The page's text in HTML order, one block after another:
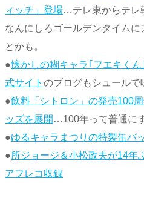
ィッチ」登場…テレ東からテレ
なんにしろゴールデンタイムに
とかも。
●懐かしの糊キャラ｢フエキく
式サイト のブログもシュールで
●飲料「シトロン」の発売100
ッズを展開 …100年って普通に
●ゆるキャラまつりの特製缶バ
●所ジョージ＆小松政夫が14年
アフレコ収録